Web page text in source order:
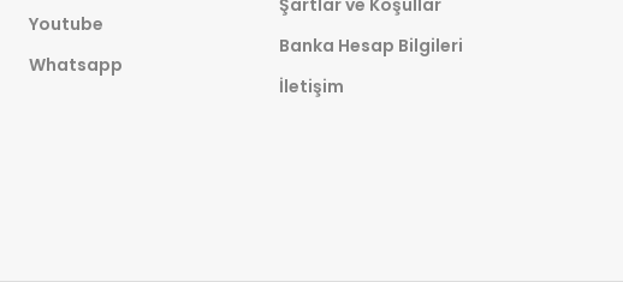
Youtube
Whatsapp
Şartlar ve Koşullar
Banka Hesap Bilgileri
İletişim